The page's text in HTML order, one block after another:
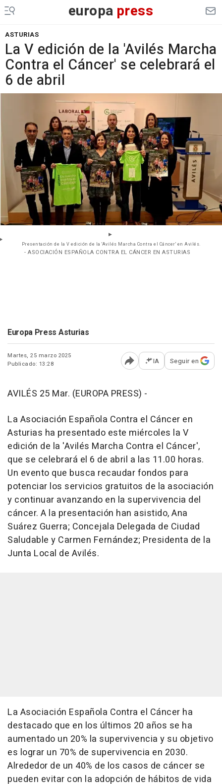
europa press
ASTURIAS
La V edición de la 'Avilés Marcha
Contra el Cáncer' se celebrará el
6 de abril
Presentación de la V edición de la 'Avilés Marcha Contra el Cáncer' en Avilés.
- ASOCIACIÓN ESPAÑOLA CONTRA EL CÁNCER EN ASTURIAS
Europa Press Asturias
Martes, 25 marzo 2025
Publicado: 13:28
Abrir opciones para
IA Seguir en
AVILÉS 25 Mar. (EUROPA PRESS) -
La Asociación Española Contra el Cáncer en
Asturias ha presentado este miércoles la V
edición de la 'Avilés Marcha Contra el Cáncer',
que se celebrará el 6 de abril a las 11.00 horas.
Un evento que busca recaudar fondos para
potenciar los servicios gratuitos de la asociación
y continuar avanzando en la supervivencia del
cáncer. A la presentación han asistido, Ana
Suárez Guerra; Concejala Delegada de Ciudad
Saludable y Carmen Fernández; Presidenta de la
Junta Local de Avilés.
La Asociación Española Contra el Cáncer ha
destacado que en los últimos 20 años se ha
aumentado un 20% la supervivencia y su objetivo
es lograr un 70% de supervivencia en 2030.
Alrededor de un 40% de los casos de cáncer se
pueden evitar con la adopción de hábitos de vida